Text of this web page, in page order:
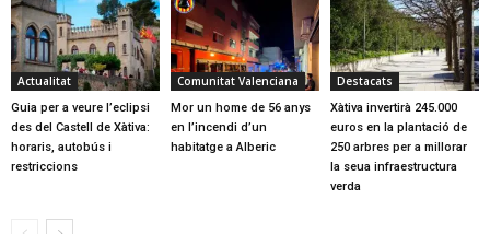
Actualitat
Guia per a veure l’eclipsi
des del Castell de Xàtiva:
horaris, autobús i
restriccions
Comunitat Valenciana
Mor un home de 56 anys
en l’incendi d’un
habitatge a Alberic
Destacats
Xàtiva invertirà 245.000
euros en la plantació de
250 arbres per a millorar
la seua infraestructura
verda